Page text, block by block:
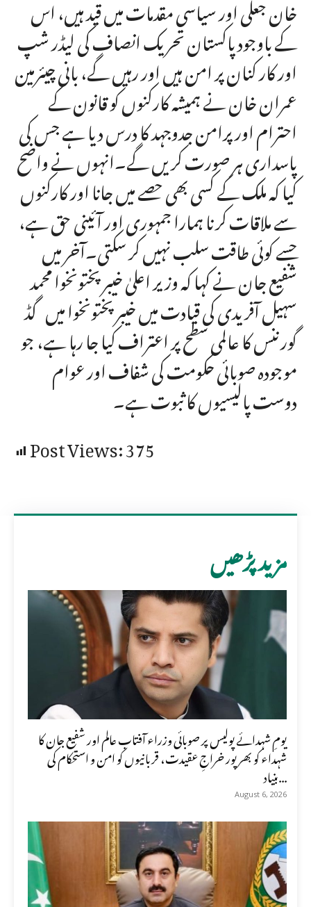
خان جعلی اور سیاسی مقدمات میں قید ہیں، اس
کے باوجود پاکستان تحریک انصاف کی لیڈر شپ
اور کار کنان پر امن ہیں اور رہیں گے، بانی چیئرمین
عمران خان نے ہمیشہ کارکنوں کو قانون کے
احترام اور پرامن جدوجہد کا درس دیا ہے جس کی
پاسداری ہر صورت کریں گے۔انہوں نے واضح
کیا کہ ملک کے کسی بھی حصے میں جانا اور کارکنوں
سے ملاقات کرنا ہمارا جمہوری اور آئینی حق ہے،
جسے کوئی طاقت سلب نہیں کر سکتی۔آخر میں
شفیع جان نے کہا کہ وزیر اعلیٰ خیبر پختونخوا محمد
سہیل آفریدی کی قیادت میں خیبر پختونخوا میں گڈ
گورننس کا عالمی سطح پر اعتراف کیا جا رہا ہے، جو
موجودہ صوبائی حکومت کی شفاف اور عوام
دوست پالیسیوں کا ثبوت ہے۔
Post Views:375
مزید پڑھیں
یومِ شہدائے پولیس پر صوبائی وزراء آفتاب عالم اور شفیع جان کا
شہداء کو بھرپور خراجِ عقیدت، قربانیوں کو امن و استحکام کی
بنیاد...
August 6, 2026